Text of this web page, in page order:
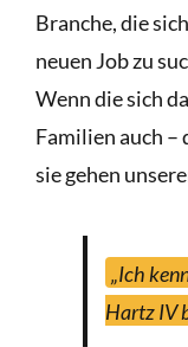
Branche, die
neuen Job zu
Wenn die sich
Familien auch –
sie gehen
„Ich
Hartz IV